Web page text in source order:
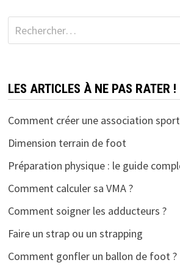
Rechercher :
LES ARTICLES À NE PAS RATER !
Comment créer une association
Dimension terrain de foot
Préparation physique : le guide
Comment calculer sa VMA ?
Comment soigner les adducteurs ?
Faire un strap ou un strapping
Comment gonfler un ballon de foot ?